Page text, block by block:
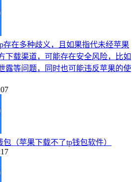
存在多种歧义，且如果指代未经苹果
下载渠道，可能存在安全风险，比如
露等问题，同时也可能违反苹果的使
（苹果下载不了tp钱包软件）